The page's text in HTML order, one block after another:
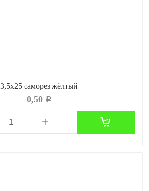
3,5x25 саморез жёлтый
0,50 Р